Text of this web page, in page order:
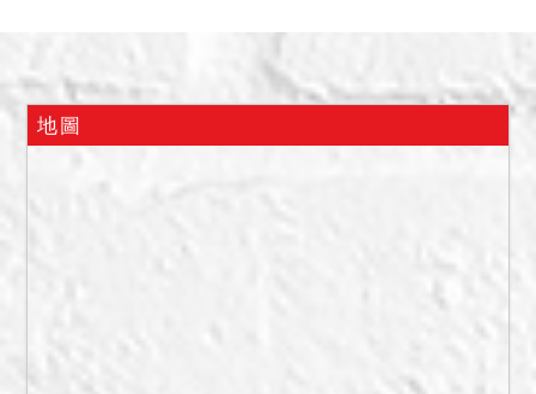
編號345機械車位、編號346
平面車位及編號338、256機
房屋無海砂屋、輻射屋、地
交。另系封停車位部分屬建
法應由共有人協議之，故停
地圖